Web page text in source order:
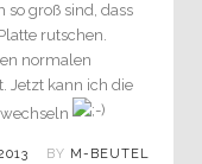
so groß sind, dass
rutschen.
normalen
Jetzt kann ich die
BY M-BEUTEL